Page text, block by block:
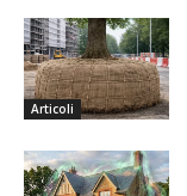
Articoli